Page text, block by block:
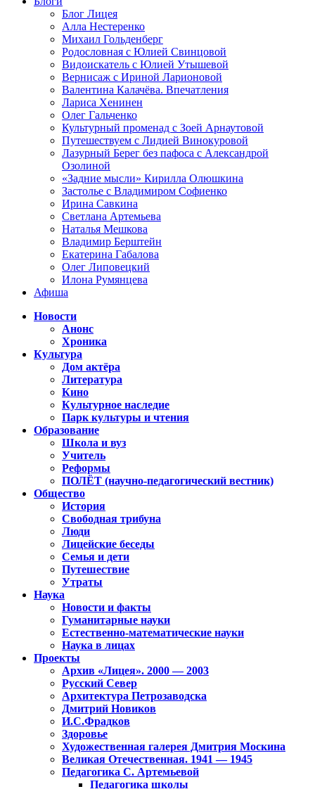
Блог Лицея
Алла Нестеренко
Михаил Гольденберг
Родословная с Юлией Свинцовой
Видоискатель с Юлией Утышевой
Вернисаж с Ириной Ларионовой
Валентина Калачёва. Впечатления
Лариса Хенинен
Олег Гальченко
Культурный променад с Зоей Арнаутовой
Путешествуем с Лидией Винокуровой
Лазурный Берег без пафоса с Александрой
Озолиной
«Задние мысли» Кирилла Олюшкина
Застолье с Владимиром Софиенко
Ирина Савкина
Светлана Артемьева
Наталья Мешкова
Владимир Берштейн
Екатерина Габалова
Олег Липовецкий
Илона Румянцева
Афиша
Новости
Анонс
Хроника
Культура
Дом актёра
Литература
Кино
Культурное наследие
Парк культуры и чтения
Образование
Школа и вуз
Учитель
Реформы
ПОЛЁТ (научно-педагогический вестник)
Общество
История
Свободная трибуна
Люди
Лицейские беседы
Семья и дети
Путешествие
Утраты
Наука
Новости и факты
Гуманитарные науки
Естественно-математические науки
Наука в лицах
Проекты
Архив «Лицея». 2000 — 2003
Русский Север
Архитектура Петрозаводска
Дмитрий Новиков
И.С.Фрадков
Здоровье
Художественная галерея Дмитрия Москина
Великая Отечественная. 1941 — 1945
Педагогика С. Артемьевой
Педагогика школы